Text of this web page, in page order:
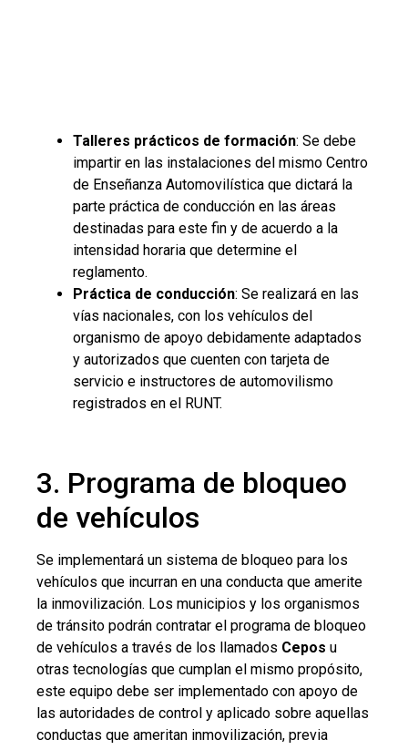
Talleres prácticos de formación: Se debe
impartir en las instalaciones del mismo Centro
de Enseñanza Automovilística que dictará la
parte práctica de conducción en las áreas
destinadas para este fin y de acuerdo a la
intensidad horaria que determine el
reglamento.
Práctica de conducción: Se realizará en las
vías nacionales, con los vehículos del
organismo de apoyo debidamente adaptados
y autorizados que cuenten con tarjeta de
servicio e instructores de automovilismo
registrados en el RUNT.
3. Programa de bloqueo
de vehículos
Se implementará un sistema de bloqueo para los
vehículos que incurran en una conducta que amerite
la inmovilización. Los municipios y los organismos
de tránsito podrán contratar el programa de bloqueo
de vehículos a través de los llamados Cepos u
otras tecnologías que cumplan el mismo propósito,
este equipo debe ser implementado con apoyo de
las autoridades de control y aplicado sobre aquellas
conductas que ameritan inmovilización, previa